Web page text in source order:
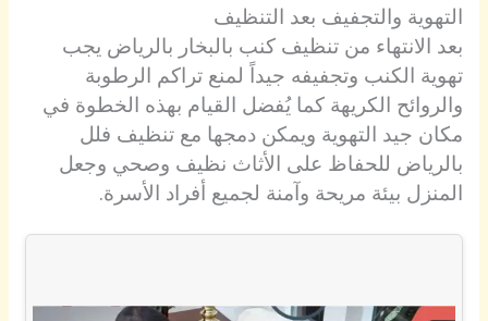
التهوية والتجفيف بعد التنظيف
بعد الانتهاء من تنظيف كنب بالبخار بالرياض يجب
تهوية الكنب وتجفيفه جيداً لمنع تراكم الرطوبة
والروائح الكريهة كما يُفضل القيام بهذه الخطوة في
مكان جيد التهوية ويمكن دمجها مع تنظيف فلل
بالرياض للحفاظ على الأثاث نظيف وصحي وجعل
المنزل بيئة مريحة وآمنة لجميع أفراد الأسرة.